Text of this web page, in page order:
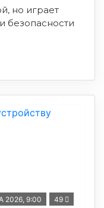
но играет
безопасности
2026, 9:00 49